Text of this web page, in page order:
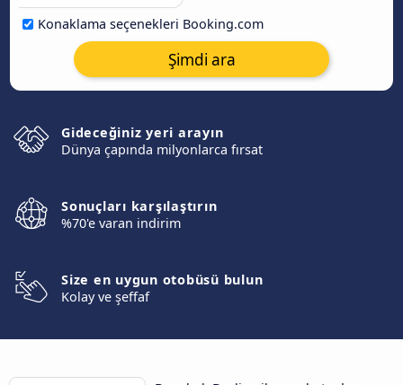
Konaklama seçenekleri Booking.com
Şimdi ara
Gideceğiniz yeri arayın
Dünya çapında milyonlarca fırsat
Sonuçları karşılaştırın
%70'e varan indirim
Size en uygun otobüsü bulun
Kolay ve şeffaf